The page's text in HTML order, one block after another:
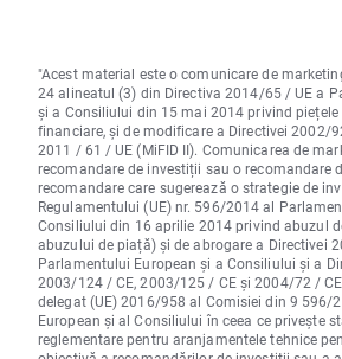
"Acest material este o comunicare de
24 alineatul (3) din Directiva 2014/65 / UE a
și a Consiliului din 15 mai 2014 privind
financiare, și de modificare a Directivei 2002/
2011 / 61 / UE (MiFID II). Comunicarea de
recomandare de investiții sau o recomandare
recomandare care sugerează o strategie de
Regulamentului (UE) nr. 596/2014 al
Consiliului din 16 aprilie 2014 privind abuzul
abuzului de piață) și de abrogare a Directivei
Parlamentului European și a Consiliului și a
2003/124 / CE, 2003/125 / CE și 2004/72 /
delegat (UE) 2016/958 al Comisiei din 9 596/
European și al Consiliului în ceea ce privește
reglementare pentru aranjamentele tehnice